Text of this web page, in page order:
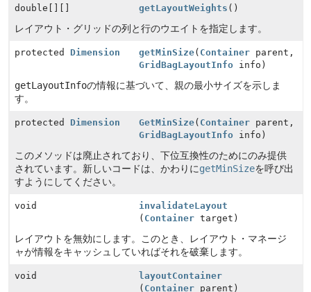
double[][] getLayoutWeights ()
レイアウト・グリッドの列と行のウエイトを指定します。
protected Dimension getMinSize( Container parent,
GridBagLayoutInfo info)
getLayoutInfoの情報に基づいて、親の最小サイズを示しま
す。
protected Dimension GetMinSize( Container parent,
GridBagLayoutInfo info)
このメソッドは廃止されており、下位互換性のためにのみ提供
されています。新しいコードは、かわりにgetMinSizeを呼び出
すようにしてください。
void
invalidateLayout
( Container target)
レイアウトを無効にします。このとき、レイアウト・マネージ
ャが情報をキャッシュしていればそれを破棄します。
void
layoutContainer
( Container parent)